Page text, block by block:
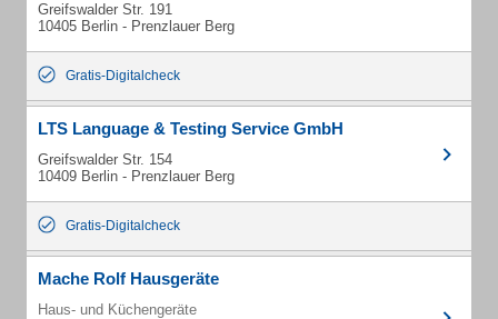
Greifswalder Str. 191
10405 Berlin - Prenzlauer Berg
Gratis-Digitalcheck
LTS Language & Testing Service GmbH
Greifswalder Str. 154
10409 Berlin - Prenzlauer Berg
Gratis-Digitalcheck
Mache Rolf Hausgeräte
Haus- und Küchengeräte